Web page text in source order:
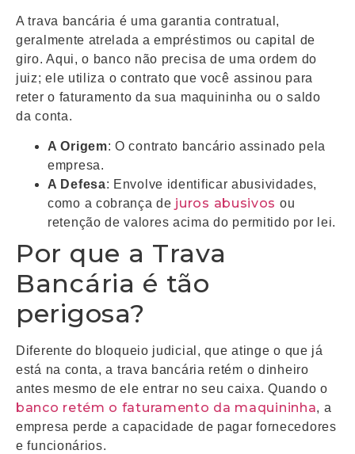
A trava bancária é uma garantia contratual,
geralmente atrelada a empréstimos ou capital de
giro. Aqui, o banco não precisa de uma ordem do
juiz; ele utiliza o contrato que você assinou para
reter o faturamento da sua maquininha ou o saldo
da conta.
A Origem: O contrato bancário assinado pela
empresa.
A Defesa: Envolve identificar abusividades,
como a cobrança de juros abusivos ou
retenção de valores acima do permitido por lei.
Por que a Trava
Bancária é tão
perigosa?
Diferente do bloqueio judicial, que atinge o que já
está na conta, a trava bancária retém o dinheiro
antes mesmo de ele entrar no seu caixa. Quando o
banco retém o faturamento da maquininha, a
empresa perde a capacidade de pagar fornecedores
e funcionários.